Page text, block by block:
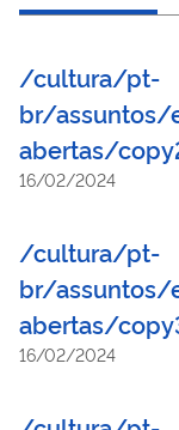
/cultura/pt-
br/
abertas/
16/02/2024
/cultura/pt-
br/
abertas/
16/02/2024